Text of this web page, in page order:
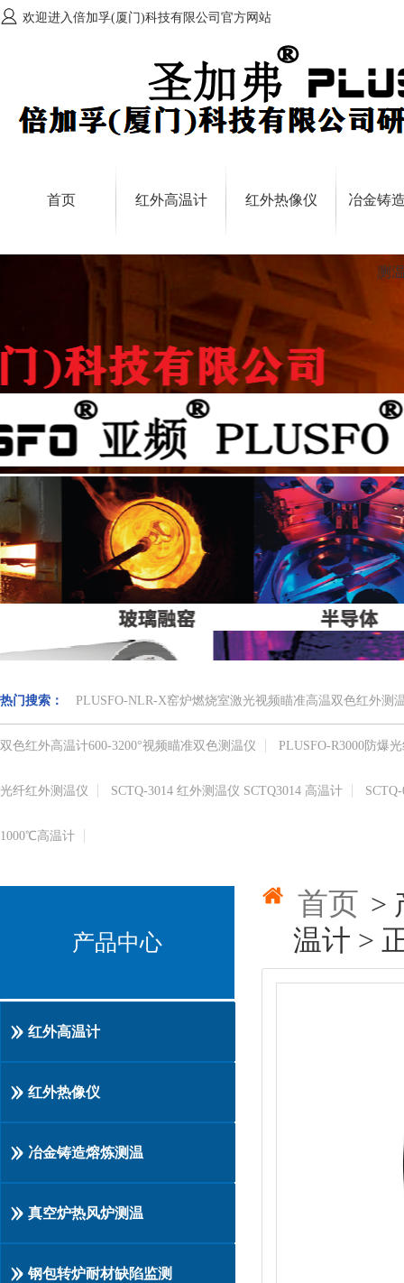
欢迎进入倍加孚(厦门)科技有限公司官方网站
首页 红外高温计 红外热像仪 冶金铸
测
热门搜索： PLUSFO-NLR-X窑炉燃烧室激光视频瞄准高温双色红外测
双色红外高温计​600-3200°视频瞄准​双色测温仪 PLUSFO-R3000防爆
光纤红外测温仪 SCTQ-3014 红外测温仪 SCTQ3014 高温计
1000℃​高温计
产品中心
红外高温计
红外热像仪
冶金铸造熔炼测温
真空炉热风炉测温
钢包转炉耐材缺陷监测
首页 >
温计 >